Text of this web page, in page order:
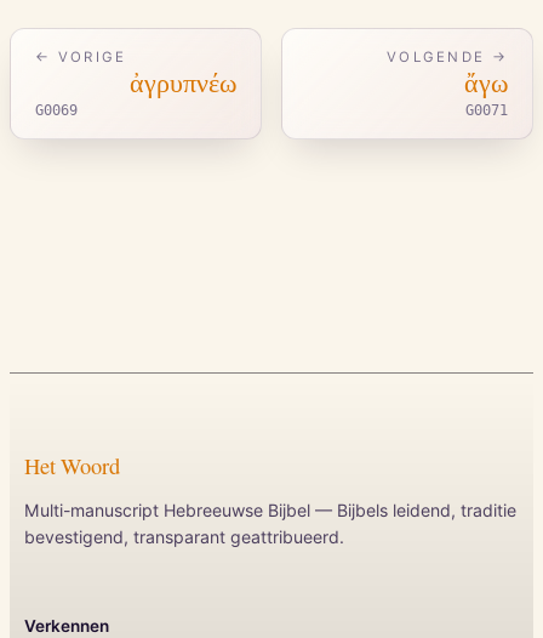
← VORIGE
ἀγρυπνέω
G0069
VOLGENDE →
ἄγω
G0071
Het Woord
Multi-manuscript Hebreeuwse Bijbel — Bijbels leidend, traditie
bevestigend, transparant geattribueerd.
Verkennen